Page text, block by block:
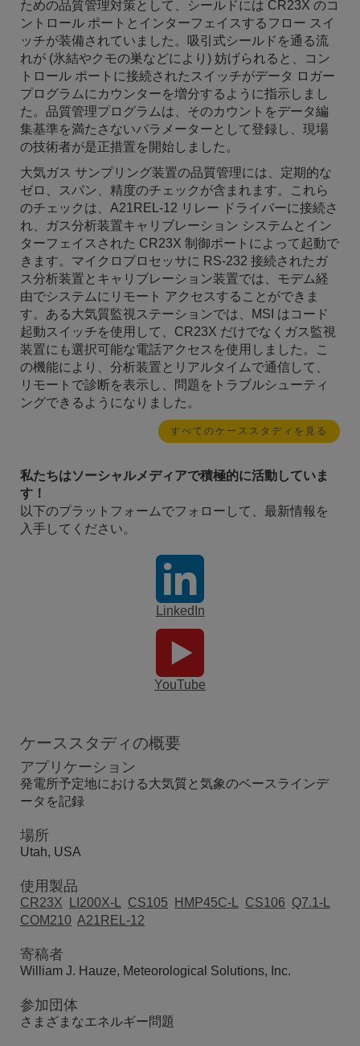
ための品質管理対策として、シールドには CR23X のコ
ントロール ポートとインターフェイスするフロー スイ
ッチが装備されていました。吸引式シールドを通る流
れが (氷結やクモの巣などにより) 妨げられると、コン
トロール ポートに接続されたスイッチがデータ ロガー
プログラムにカウンターを増分するように指示しまし
た。品質管理プログラムは、そのカウントをデータ編
集基準を満たさないパラメーターとして登録し、現場
の技術者が是正措置を開始しました。
大気ガス サンプリング装置の品質管理には、定期的な
ゼロ、スパン、精度のチェックが含まれます。これら
のチェックは、A21REL-12 リレー ドライバーに接続さ
れ、ガス分析装置キャリブレーション システムとイン
ターフェイスされた CR23X 制御ポートによって起動で
きます。マイクロプロセッサに RS-232 接続されたガ
ス分析装置とキャリブレーション装置では、モデム経
由でシステムにリモート アクセスすることができま
す。ある大気質監視ステーションでは、MSI はコード
起動スイッチを使用して、CR23X だけでなくガス監視
装置にも選択可能な電話アクセスを使用しました。こ
の機能により、分析装置とリアルタイムで通信して、
リモートで診断を表示し、問題をトラブルシューティ
ングできるようになりました。
すべてのケーススタディを見る
私たちはソーシャルメディアで積極的に活動していま
す！
以下のプラットフォームでフォローして、最新情報を
入手してください。
LinkedIn
YouTube
ケーススタディの概要
アプリケーション
発電所予定地における大気質と気象のベースラインデ
ータを記録
場所
Utah, USA
使用製品
CR23X LI200X-L CS105 HMP45C-L CS106 Q7.1-L
COM210 A21REL-12
寄稿者
William J. Hauze, Meteorological Solutions, Inc.
参加団体
さまざまなエネルギー問題